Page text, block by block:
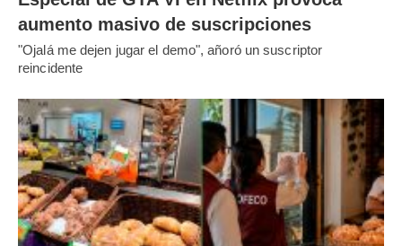
aumento masivo de suscripciones
"Ojalá me dejen jugar el demo", añoró un suscriptor
reincidente